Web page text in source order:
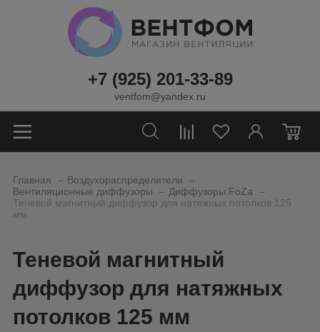
+7 (925) 201-33-89
ventfom@yandex.ru
0
Главная Воздухораспределители
Вентиляционные диффузоры _ Диффузоры FoZa
Теневой магнитный диффузор для натяжных потолков 125
мм
Теневой магнитный
диффузор для натяжных
потолков 125 мм